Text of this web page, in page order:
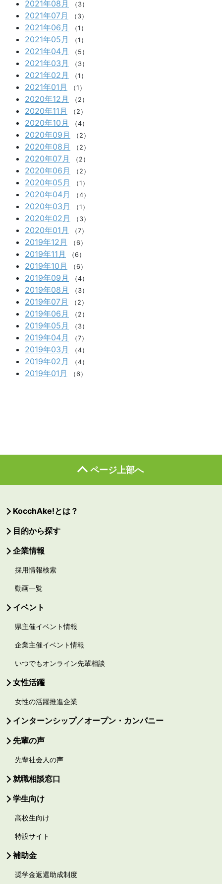
2021年08月 （3）
2021年07月 （3）
2021年06月 （1）
2021年05月 （1）
2021年04月 （5）
2021年03月 （3）
2021年02月 （1）
2021年01月 （1）
2020年12月 （2）
2020年11月 （2）
2020年10月 （4）
2020年09月 （2）
2020年08月 （2）
2020年07月 （2）
2020年06月 （2）
2020年05月 （1）
2020年04月 （4）
2020年03月 （1）
2020年02月 （3）
2020年01月 （7）
2019年12月 （6）
2019年11月 （6）
2019年10月 （6）
2019年09月 （4）
2019年08月 （3）
2019年07月 （2）
2019年06月 （2）
2019年05月 （3）
2019年04月 （7）
2019年03月 （4）
2019年02月 （4）
2019年01月 （6）
ページ上部へ
KocchAke!とは？
目的から探す
企業情報
採用情報検索
動画一覧
イベント
県主催イベント情報
企業主催イベント情報
いつでもオンライン先輩相談
女性活躍
女性の活躍推進企業
インターンシップ／オープン・カンパニー
先輩の声
先輩社会人の声
就職相談窓口
学生向け
高校生向け
特設サイト
補助金
奨学金返還助成制度